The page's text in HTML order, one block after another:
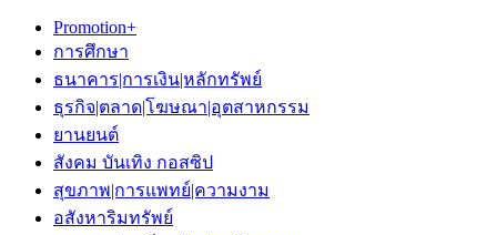
Promotion+
การศึกษา
ธนาคาร|การเงิน|หลักทรัพย์
ธุรกิจ|ตลาด|โฆษณา|อุตสาหกรรม
ยานยนต์
สังคม บันเทิง กอสซิป
สุขภาพ|การแพทย์|ความงาม
อสังหาริมทรัพย์